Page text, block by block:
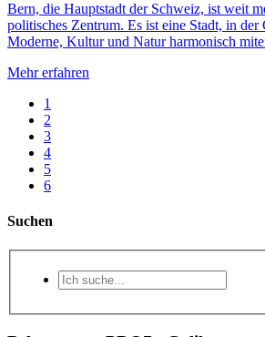
Bern, die Hauptstadt der Schweiz, ist weit
politisches Zentrum. Es ist eine Stadt, in der
Moderne, Kultur und Natur harmonisch
Mehr erfahren
1
2
3
4
5
6
Suchen